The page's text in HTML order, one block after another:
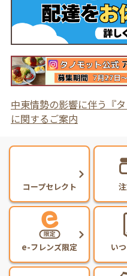
中東情勢の影響に伴う『
に関するご案内
コープセレクト
e-フレンズ限定 い